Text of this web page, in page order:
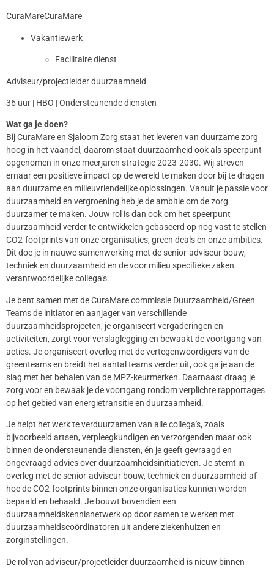
CuraMareCuraMare
Vakantiewerk
Facilitaire dienst
Adviseur/projectleider duurzaamheid
36 uur | HBO | Ondersteunende diensten
Wat ga je doen?
Bij CuraMare en Sjaloom Zorg staat het leveren van duurzame zorg
hoog in het vaandel, daarom staat duurzaamheid ook als speerpunt
opgenomen in onze meerjaren strategie 2023-2030. Wij streven
ernaar een positieve impact op de wereld te maken door bij te dragen
aan duurzame en milieuvriendelijke oplossingen. Vanuit je passie voor
duurzaamheid en vergroening heb je de ambitie om de zorg
duurzamer te maken. Jouw rol is dan ook om het speerpunt
duurzaamheid verder te ontwikkelen gebaseerd op nog vast te stellen
CO2-footprints van onze organisaties, green deals en onze ambities.
Dit doe je in nauwe samenwerking met de senior-adviseur bouw,
techniek en duurzaamheid en de voor milieu specifieke zaken
verantwoordelijke collega's.
Je bent samen met de CuraMare commissie Duurzaamheid/Green
Teams de initiator en aanjager van verschillende
duurzaamheidsprojecten, je organiseert vergaderingen en
activiteiten, zorgt voor verslaglegging en bewaakt de voortgang van
acties. Je organiseert overleg met de vertegenwoordigers van de
greenteams en breidt het aantal teams verder uit, ook ga je aan de
slag met het behalen van de MPZ-keurmerken. Daarnaast draag je
zorg voor en bewaak je de voortgang rondom verplichte rapportages
op het gebied van energietransitie en duurzaamheid.
Je helpt het werk te verduurzamen van alle collega's, zoals
bijvoorbeeld artsen, verpleegkundigen en verzorgenden maar ook
binnen de ondersteunende diensten, én je geeft gevraagd en
ongevraagd advies over duurzaamheidsinitiatieven. Je stemt in
overleg met de senior-adviseur bouw, techniek en duurzaamheid af
hoe de CO2-footprints binnen onze organisaties kunnen worden
bepaald en behaald. Je bouwt bovendien een
duurzaamheidskennisnetwerk op door samen te werken met
duurzaamheidscoördinatoren uit andere ziekenhuizen en
zorginstellingen.
De rol van adviseur/projectleider duurzaamheid is nieuw binnen